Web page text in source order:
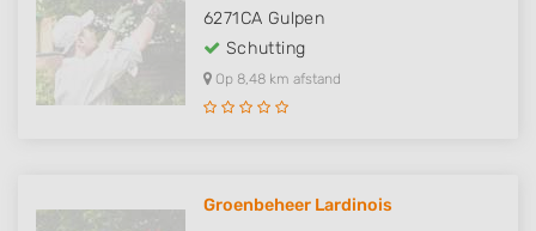
6271CA Gulpen
Schutting
Op 8,48 km afstand
Groenbeheer Lardinois